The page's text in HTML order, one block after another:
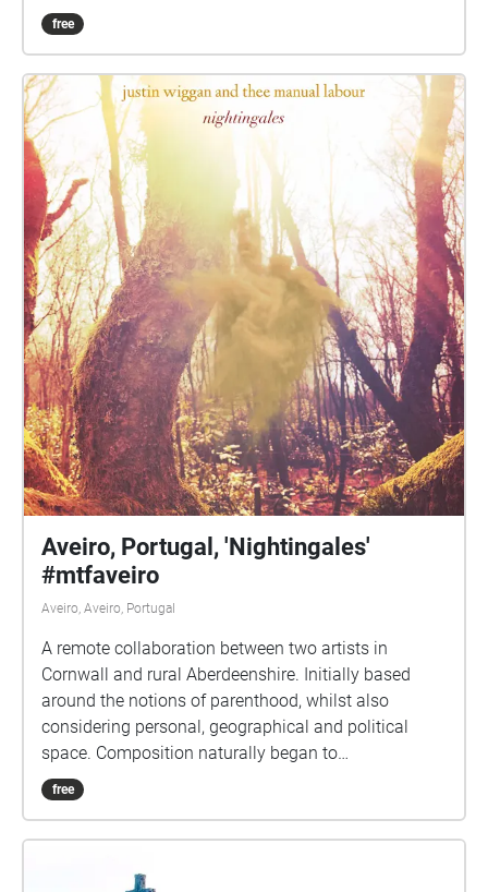
collective process of belonging, shaped by different
forms of perception. This sonic exercise invites
presentation of a generative sound piece based on
the city’s recordings to the creation of perceptual
mappings on-site, also featuring practices of
recording sound memories within the landscape –
recognising ourselves not as builders, but as
dwellers, in motion. Tomás Quintais The public
presentation of this project will take place as part of
Reencontros de Música Contemporânea, on the
morning of the 24th May 2025. The meeting is
scheduled for 11:00 am, at Praça Joaquim Melo
Freitas. The author suggests that the ‘walkers’ bring
a pencil and notepad.
free
Aveiro, Portugal, 'Nightingales'
#mtfaveiro
Aveiro, Aveiro, Portugal
A remote collaboration between two artists in
Cornwall and rural Aberdeenshire. Initially based
around the notions of parenthood, whilst also
considering personal, geographical and political
space. Composition naturally began to
accommodate responses to the pandemic as the
album was written during the COVID19 lockdown of
impulse response harvested from a cave on the
free